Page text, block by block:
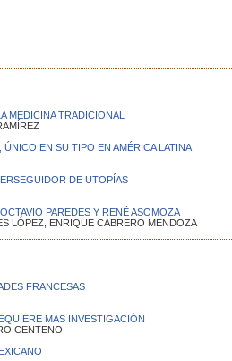
MEDICINA TRADICIONAL
EN SU TIPO EN AMÉRICA LATINA
DE UTOPÍAS
PAREDES Y RENÉ ASOMOZA
LÓPEZ, ENRIQUE CABRERO MENDOZA
FRANCESAS
MÁS INVESTIGACIÓN
CENTENO